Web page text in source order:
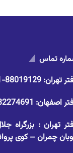
تماس
تهران: 88019129-021
اصفهان: 031
تهران : بزرگراه
چمران – کوی پروانه –